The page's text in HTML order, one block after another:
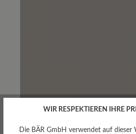
WIR RESPEKTIEREN IHRE
Die BÄR GmbH verwendet auf dieser